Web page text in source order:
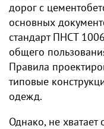
дорог с
основных
стандарт ПНСТ
общего
Правила
типовые
одежд.
Однако, не хватает